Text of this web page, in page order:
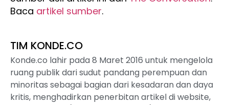
Baca artikel sumber.
TIM KONDE.CO
Konde.co lahir pada 8 Maret 2016 untuk mengelola
ruang publik dari sudut pandang perempuan dan
minoritas sebagai bagian dari kesadaran dan daya
kritis, menghadirkan penerbitan artikel di website,